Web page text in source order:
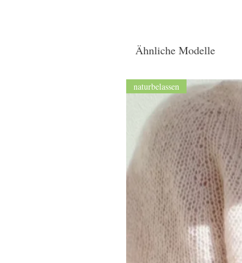
Ähnliche Modelle
naturbelassen